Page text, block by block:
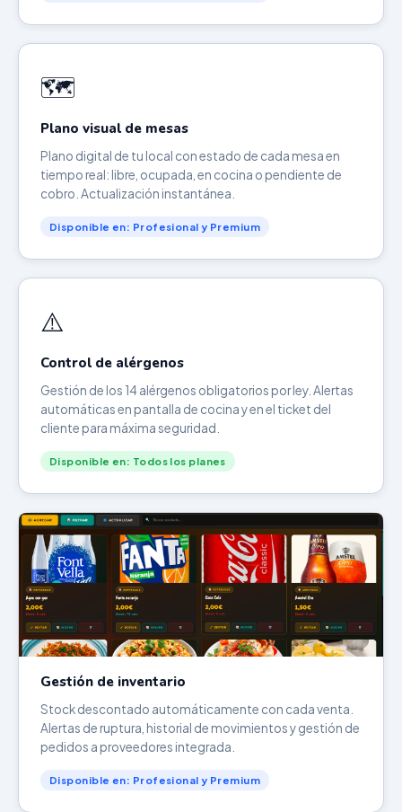
🗺️
Plano visual de mesas
Plano digital de tu local con estado de cada mesa en
tiempo real: libre, ocupada, en cocina o pendiente de
cobro. Actualización instantánea.
Disponible en: Profesional y Premium
⚠️
Control de alérgenos
Gestión de los 14 alérgenos obligatorios por ley. Alertas
automáticas en pantalla de cocina y en el ticket del
cliente para máxima seguridad.
Disponible en: Todos los planes
Gestión de inventario
Stock descontado automáticamente con cada venta.
Alertas de ruptura, historial de movimientos y gestión de
pedidos a proveedores integrada.
Disponible en: Profesional y Premium